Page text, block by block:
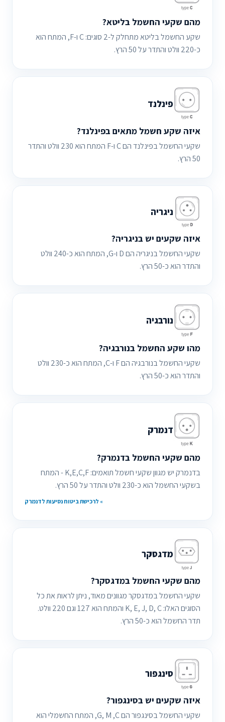
מהם שקעי החשמל בליטא?
שקע החשמל בליטא מתחלק ל-2 סוגים: C ו-F, המתח הוא
כ-220 וולט והתדר על 50 הרץ.
פינלנד
איזה שקע חשמל מתאים בפינלנד?
שקעי החשמל בפינלנד הם C ו-F המתח הוא 230 וולט והתדר
50 הרץ.
ניגריה
איזה שקעים יש בניגריה?
שקעי החשמל בניגריה הם D ו-G, המתח הוא כ-240 וולט
והתדר הוא כ-50 הרץ.
נורבגיה
מהו שקע החשמל בנורבגיה?
שקעי החשמל בנורבגיה הם F ו-C, המתח הוא כ-230 וולט
והתדר הוא כ-50 הרץ.
דנמרק
מהם שקעי החשמל בדנמרק?
בדנמרק יש מגוון שקעי חשמל תואמים: K,E,C,F - המתח
בשקעי החשמל הוא כ-230 וולט והתדר על 50 הרץ.
» לרכישת ביטוח נסיעות לדנמרק
מדגסקר
מהם שקעי החשמל במדגסקר?
שקעי החשמל במדגסקר מגוונים מאוד, ניתן לראות את כל
הסוגים האלו: K, E, J, D, C והמתח הוא 127 וגם 220 וולט.
תדר החשמל הוא כ-50 הרץ.
סינגפור
איזה שקעים יש בסינגפור?
שקעי החשמל בסינגפור הם G, M ,C, המתח החשמלי הוא